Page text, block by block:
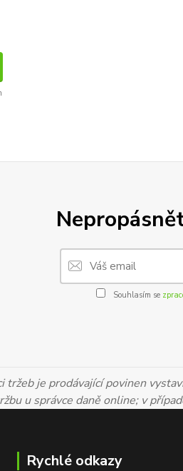
Souhlasím se
tržeb je prodávající povinen
u správce daně online; v
Rychlé odkazy